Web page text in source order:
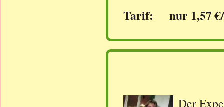
Tarif: nur 1,57
Der